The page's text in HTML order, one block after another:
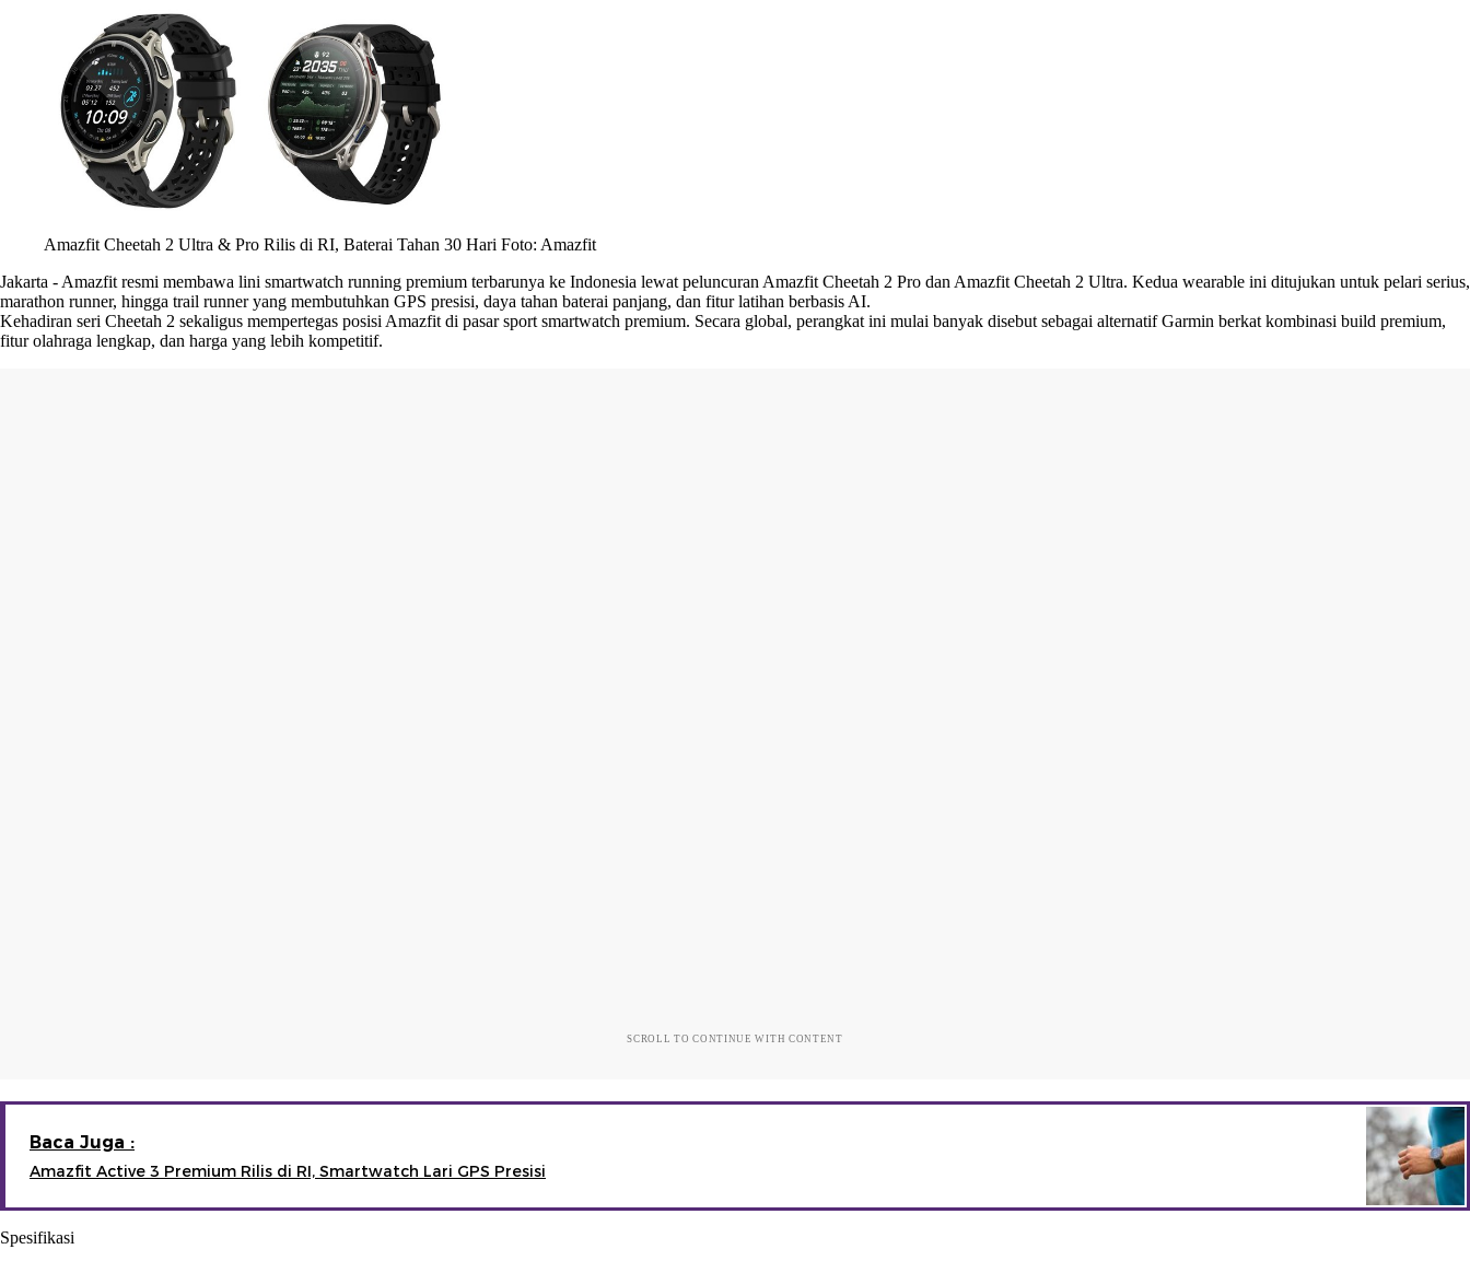
Amazfit Cheetah 2 Ultra & Pro Rilis di RI, Baterai Tahan 30 Hari Foto: Amazfit
Jakarta - Amazfit resmi membawa lini smartwatch running premium terbarunya ke Indonesia lewat peluncuran Amazfit Cheetah 2 Pro dan Amazfit Cheetah 2 Ultra. Kedua wearable ini ditujukan untuk pelari serius,
marathon runner, hingga trail runner yang membutuhkan GPS presisi, daya tahan baterai panjang, dan fitur latihan berbasis AI.
Kehadiran seri Cheetah 2 sekaligus mempertegas posisi Amazfit di pasar sport smartwatch premium. Secara global, perangkat ini mulai banyak disebut sebagai alternatif Garmin berkat kombinasi build premium,
fitur olahraga lengkap, dan harga yang lebih kompetitif.
SCROLL TO CONTINUE WITH CONTENT
Baca Juga :
Amazfit Active 3 Premium Rilis di RI, Smartwatch Lari GPS Presisi
Spesifikasi